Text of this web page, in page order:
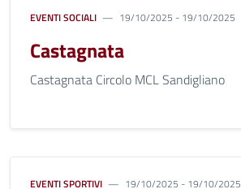
EVENTI SOCIALI 19/10/2025 - 19/10/2025
Castagnata
Castagnata Circolo MCL Sandigliano
EVENTI SPORTIVI 19/10/2025 - 19/10/2025